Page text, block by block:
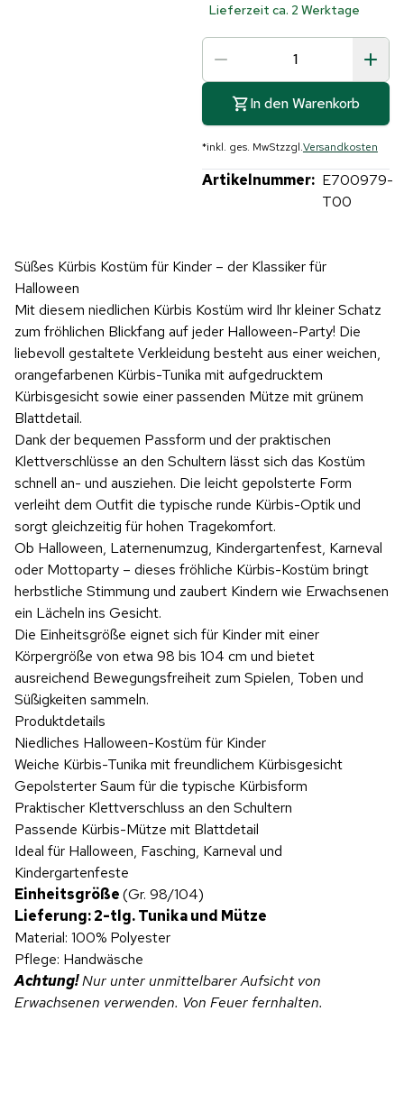
Lieferzeit ca. 2 Werktage
In den Warenkorb
*inkl. ges. MwStzzgl.Versandkosten
Artikelnummer: E700979-
T00
Süßes Kürbis Kostüm für Kinder – der Klassiker für
Halloween
Mit diesem niedlichen Kürbis Kostüm wird Ihr kleiner Schatz
zum fröhlichen Blickfang auf jeder Halloween-Party! Die
liebevoll gestaltete Verkleidung besteht aus einer weichen,
orangefarbenen Kürbis-Tunika mit aufgedrucktem
Kürbisgesicht sowie einer passenden Mütze mit grünem
Blattdetail.
Dank der bequemen Passform und der praktischen
Klettverschlüsse an den Schultern lässt sich das Kostüm
schnell an- und ausziehen. Die leicht gepolsterte Form
verleiht dem Outfit die typische runde Kürbis-Optik und
sorgt gleichzeitig für hohen Tragekomfort.
Ob Halloween, Laternenumzug, Kindergartenfest, Karneval
oder Mottoparty – dieses fröhliche Kürbis-Kostüm bringt
herbstliche Stimmung und zaubert Kindern wie Erwachsenen
ein Lächeln ins Gesicht.
Die Einheitsgröße eignet sich für Kinder mit einer
Körpergröße von etwa 98 bis 104 cm und bietet
ausreichend Bewegungsfreiheit zum Spielen, Toben und
Süßigkeiten sammeln.
Produktdetails
Niedliches Halloween-Kostüm für Kinder
Weiche Kürbis-Tunika mit freundlichem Kürbisgesicht
Gepolsterter Saum für die typische Kürbisform
Praktischer Klettverschluss an den Schultern
Passende Kürbis-Mütze mit Blattdetail
Ideal für Halloween, Fasching, Karneval und
Kindergartenfeste
Einheitsgröße(Gr. 98/104)
Lieferung: 2-tlg. Tunika und Mütze
Material: 100% Polyester
Pflege: Handwäsche
Achtung!Nur unter unmittelbarer Aufsicht von
Erwachsenen verwenden. Von Feuer fernhalten.